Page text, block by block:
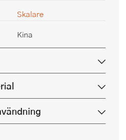
Skalare
Kina